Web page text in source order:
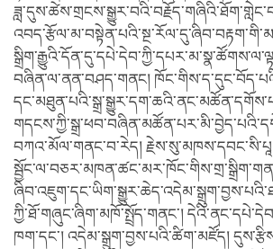
བཞིན་ལ་ནན་བཤད་གནང།
བཀའ་མོལ་གནང་བ་རེད།
ཀྱི་ཐོ་གཞུང་ཞིག་མཁོ་སྤྲོད་གནང་།
ཁག་དང་། འདེམ་སྒྲུག་བྱས་པའི་ཚིག་མཛོད།